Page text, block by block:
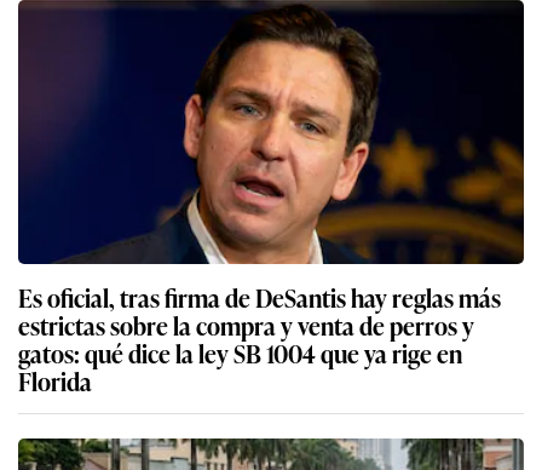
Es oficial, tras firma de DeSantis hay reglas más
estrictas sobre la compra y venta de perros y
gatos: qué dice la ley SB 1004 que ya rige en
Florida